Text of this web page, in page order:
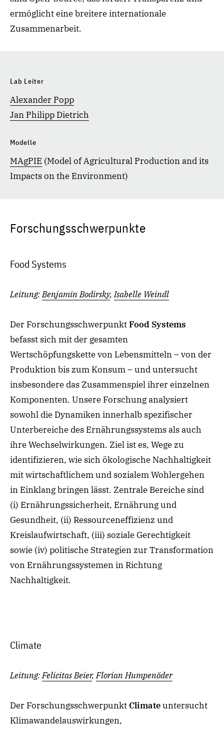
ermöglicht eine breitere internationale
Zusammenarbeit.
Lab Leiter
Alexander Popp
Jan Philipp Dietrich
Modelle
MAgPIE (Model of Agricultural Production and its
Impacts on the Environment)
Forschungsschwerpunkte
Food Systems
Leitung:Benjamin Bodirsky,Isabelle Weindl
Der ForschungsschwerpunktFood Systems
befasst sich mit der gesamten
Wertschöpfungskette von Lebensmitteln – von der
Produktion bis zum Konsum – und untersucht
insbesondere das Zusammenspiel ihrer einzelnen
Komponenten. Unsere Forschunganalysiert
sowohl die Dynamiken innerhalb spezifischer
Unterbereiche des Ernährungssystemsals auch
ihreWechselwirkungen. Ziel ist es, Wege zu
identifizieren, wie sich ökologische Nachhaltigkeit
mit wirtschaftlichem und sozialem Wohlergehen
in Einklang bringen lässt. Zentrale Bereiche sind
(i) Ernährungssicherheit, Ernährung und
Gesundheit, (ii) Ressourceneffizienz und
Kreislaufwirtschaft, (iii) soziale Gerechtigkeit
sowie (iv) politische Strategien zur Transformation
von Ernährungssystemen in Richtung
Nachhaltigkeit.
Climate
Leitung:Felicitas Beier,Florian Humpenöder
Der Forschungsschwerpunkt Climateuntersucht
Klimawandelauswirkungen,